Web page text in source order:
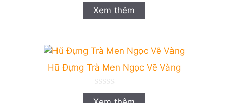
n
g
o
Xem thêm
Hũ Đựng Trà Men Ngọc Vẽ Vàng
0
n